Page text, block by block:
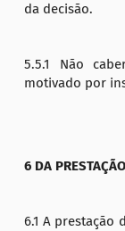
da decisão.
5.5.1 Não
motivado por
6 DA
6.1 A prestação